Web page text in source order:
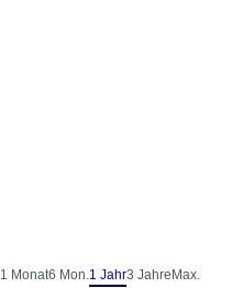
1 Monat6 Mon.1 Jahr3 Jahre Max.